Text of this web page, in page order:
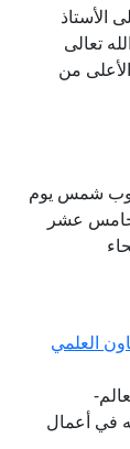
الأستاذ
تعالى
من
غروب شمس يوم
عشر
العلمي
في أعمال